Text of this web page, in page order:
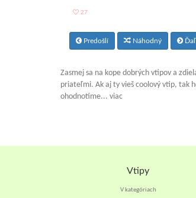
27
Predošlí Náhodný
Zasmej sa na kope dobrých vtipov a
priateľmi. Ak aj ty vieš coolový vtip, tak
ohodnotíme... viac
Vtipy
V kategóriach